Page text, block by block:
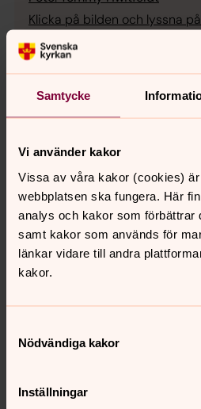
Samtycke
Vi använder kakor
Vissa av våra kakor (cookies)
webbplatsen ska fungera. Här
analys och kakor som förbättrar
samt kakor som används för
länkar vidare till andra
kakor.
Nödvändiga kakor
Inställningar
Klicka på bilden och lyssna
kyrka
flera från 1500-talet. I kyrkan,
man lätt urskilja en äldre del,
Den södra och norra
respektive 1700-talet.
Till den äldsta kyrkan hörde en
som numera är placerad
väggen i östra koret finns en